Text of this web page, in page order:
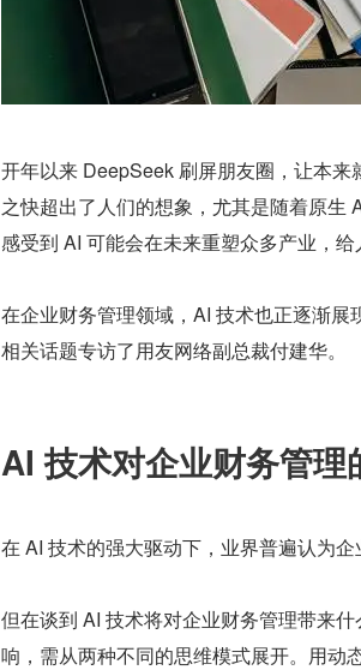
开年以来 DeepSeek 刷屏朋友圈，让本
之快超出了人们的想象，尤其是随着原生
感受到 AI 可能会在未来重塑众多产业，
在企业财务管理领域，AI 技术也正逐渐
相关话题专访了用友网络副总裁付建华。
AI 技术对企业财务管
在 AI 技术的强大驱动下，业界普遍认为
但在谈到 AI 技术将对企业财务管理带来
响，需从两种不同的思维模式展开。用动